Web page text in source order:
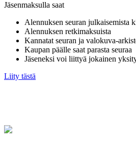
Jäsenmaksulla saat
Alennuksen seuran julkaisemista
Alennuksen retkimaksuista
Kannatat seuran ja valokuva-
Kaupan päälle saat parasta seuraa
Jäseneksi voi liittyä jokainen
Liity tästä